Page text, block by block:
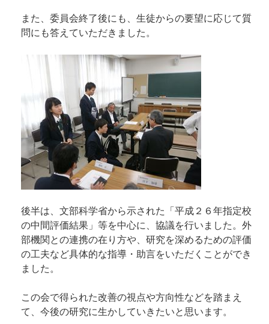
また、委員会終了後にも、生徒からの要望に応じて質
問にも答えていただきました。
後半は、文部科学省から示された「平成２６年指定校
の中間評価結果」等を中心に、協議を行いました。外
部機関との連携の在り方や、研究を深めるための評価
の工夫など具体的な指導・助言をいただくことができ
ました。
この会で得られた改善の視点や方向性などを踏まえ
て、今後の研究に生かしていきたいと思います。